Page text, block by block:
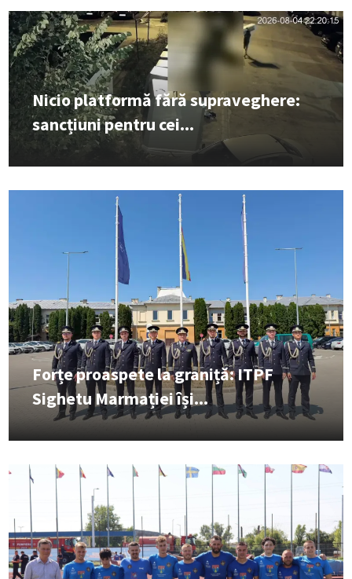
Nicio platformă fără supraveghere:
sancțiuni pentru cei...
Forțe proaspete la graniță: ITPF
Sighetu Marmației își...